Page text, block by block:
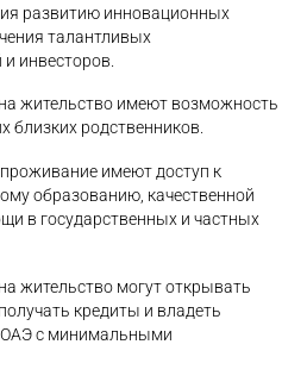
развитию инновационных
талантливых
инвесторов.
жительство имеют возможность
близких родственников.
имеют доступ к
образованию, качественной
в государственных и частных
жительство могут открывать
кредиты и владеть
с минимальными